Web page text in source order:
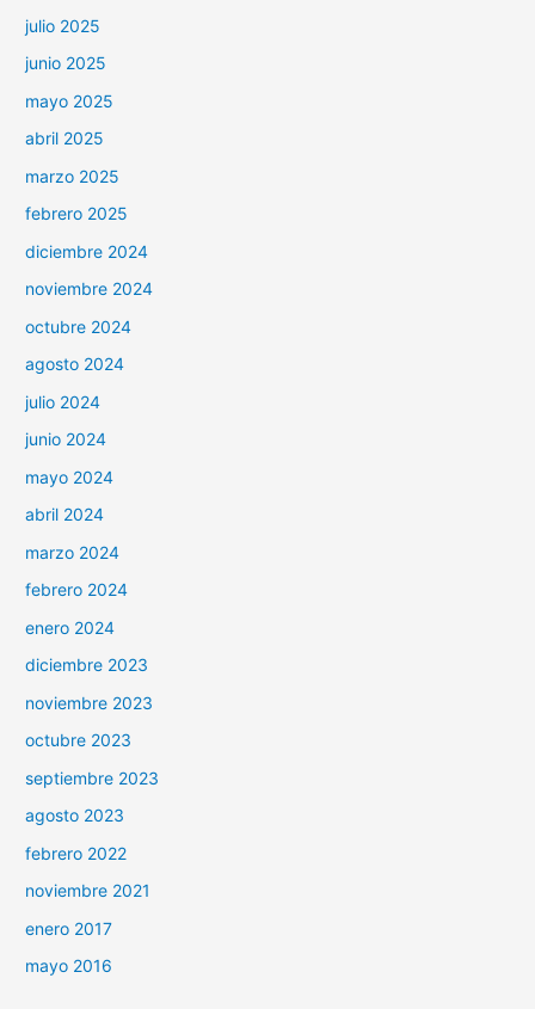
julio 2025
junio 2025
mayo 2025
abril 2025
marzo 2025
febrero 2025
diciembre 2024
noviembre 2024
octubre 2024
agosto 2024
julio 2024
junio 2024
mayo 2024
abril 2024
marzo 2024
febrero 2024
enero 2024
diciembre 2023
noviembre 2023
octubre 2023
septiembre 2023
agosto 2023
febrero 2022
noviembre 2021
enero 2017
mayo 2016